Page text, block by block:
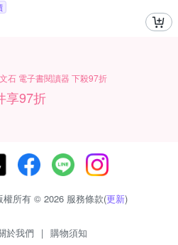
石 電子書閱讀器 下殺97折
享97折
權所有 © 2026 服務條款(更新)
於我們 | 購物須知